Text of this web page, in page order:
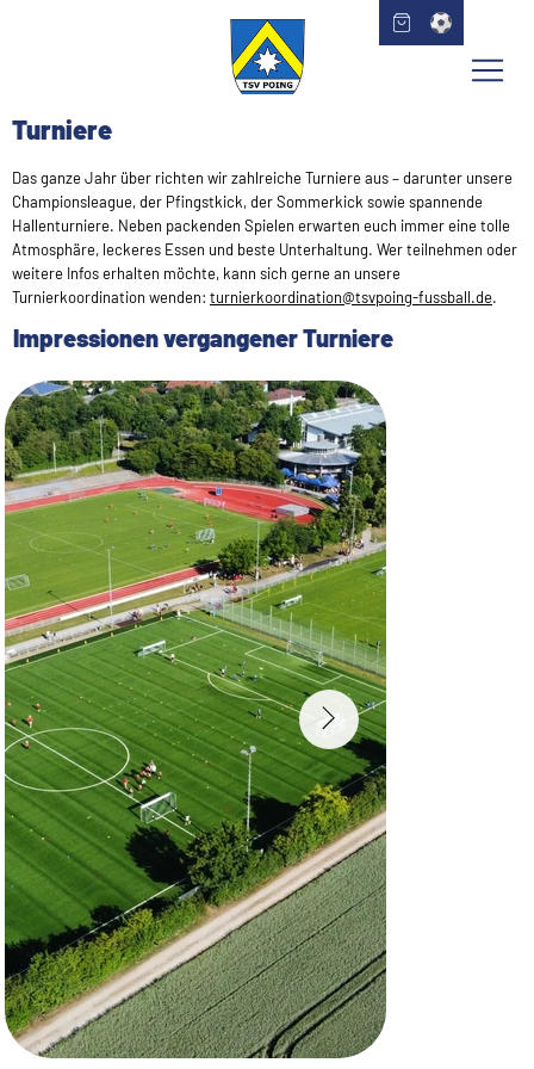
Turniere
Das ganze Jahr über richten wir zahlreiche Turniere aus – darunter unsere
Championsleague, der Pfingstkick, der Sommerkick sowie spannende
Hallenturniere. Neben packenden Spielen erwarten euch immer eine tolle
Atmosphäre, leckeres Essen und beste Unterhaltung. Wer teilnehmen oder
weitere Infos erhalten möchte, kann sich gerne an unsere
Turnierkoordination wenden: turnierkoordination@tsvpoing-fussball.de.
Impressionen vergangener Turniere